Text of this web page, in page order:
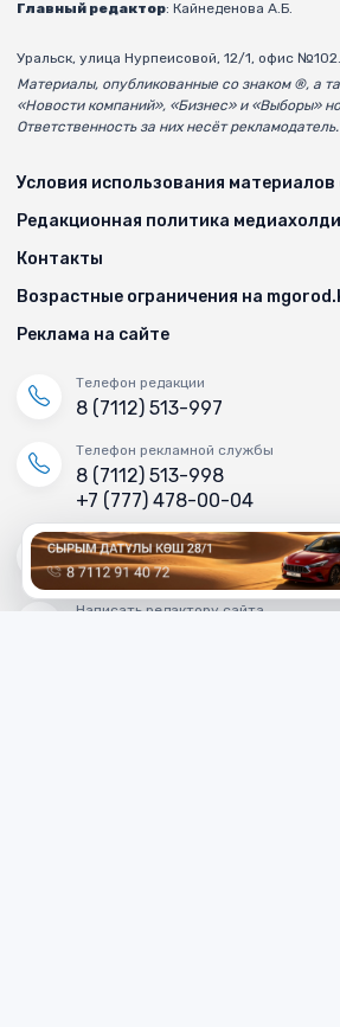
Главный редактор: Кайнеденова А.Б.
Уральск, улица Нурпеисовой, 12/1, офис №102.
Материалы, опубликованные со знаком ®, а
«Новости компаний», «Бизнес» и «Выборы»
Ответственность за них несёт рекламодатель.
Условия использования материалов
Редакционная политика
Контакты
Возрастные ограничения на
Реклама на сайте
Телефон редакции
8 (7112) 513-997
Телефон рекламной службы
8 (7112) 513-998
+7 (777) 478-00-04
Электронный адрес «МГ»
mg_500678@mail.ru
Написать редактору сайта